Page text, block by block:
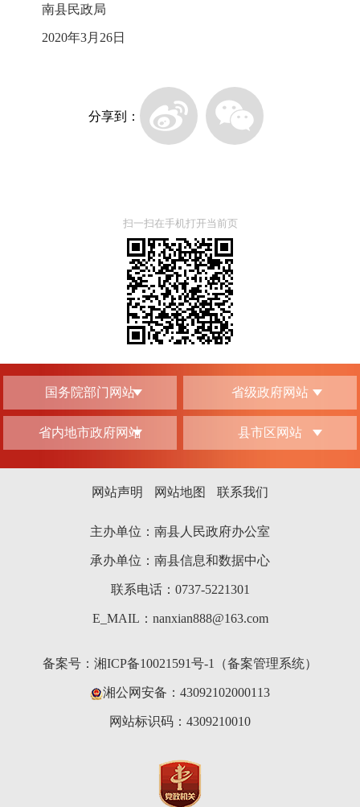
南县民政局
2020年3月26日
分享到：
扫一扫在手机打开当前页
国务院部门网站 省级政府网站
省内地市政府网站 县市区网站
网站声明 网站地图 联系我们
主办单位：南县人民政府办公室
承办单位：南县信息和数据中心
联系电话：0737-5221301
E_MAIL：nanxian888@163.com
备案号： 湘ICP备10021591号-1（备案管理系统）
湘公网安备：43092102000113
网站标识码：4309210010